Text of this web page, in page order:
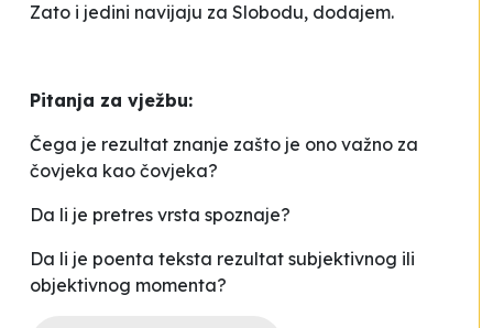
Zato i jedini navijaju za Slobodu, dodajem.
Pitanja za vježbu:
Čega je rezultat znanje zašto je ono važno za
čovjeka kao čovjeka?
Da li je pretres vrsta spoznaje?
Da li je poenta teksta rezultat subjektivnog ili
objektivnog momenta?